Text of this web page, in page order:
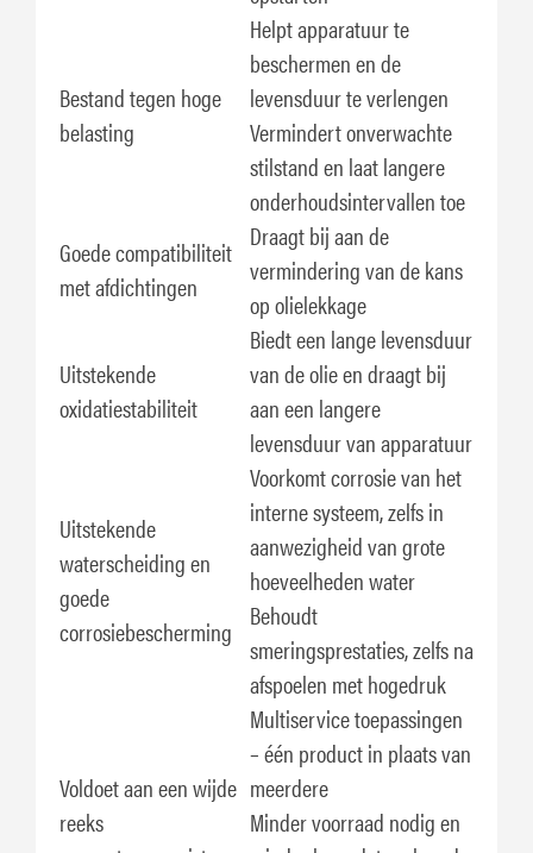
Bestand tegen hoge
belasting
Helpt apparatuur te
beschermen en de
levensduur te verlengen
Vermindert onverwachte
stilstand en laat langere
onderhoudsintervallen toe
Goede compatibiliteit
met afdichtingen
Draagt bij aan de
vermindering van de kans
op olielekkage
Uitstekende
oxidatiestabiliteit
Biedt een lange levensduur
van de olie en draagt bij
aan een langere
levensduur van apparatuur
Uitstekende
waterscheiding en
goede
corrosiebescherming
Voorkomt corrosie van het
interne systeem, zelfs in
aanwezigheid van grote
hoeveelheden water
Behoudt
smeringsprestaties, zelfs na
afspoelen met hogedruk
Voldoet aan een wijde
reeks
Multiservice toepassingen
– één product in plaats van
meerdere
Minder voorraad nodig en